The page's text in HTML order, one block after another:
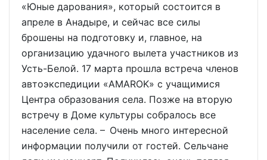
«Юные дарования», который состоится в
апреле в Анадыре, и сейчас все силы
брошены на подготовку и, главное, на
организацию удачного вылета участников из
Усть-Белой. 17 марта прошла встреча членов
автоэкспедиции «AMAROK» с учащимися
Центра образования села. Позже на вторую
встречу в Доме культуры собралось все
население села. – Очень много интересной
информации получили от гостей. Сельчане